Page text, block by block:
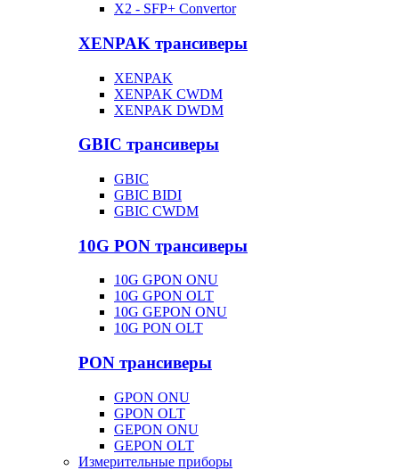
X2 - SFP+ Convertor
XENPAK трансиверы
XENPAK
XENPAK CWDM
XENPAK DWDM
GBIC трансиверы
GBIC
GBIC BIDI
GBIC CWDM
10G PON трансиверы
10G GPON ONU
10G GPON OLT
10G GEPON ONU
10G PON OLT
PON трансиверы
GPON ONU
GPON OLT
GEPON ONU
GEPON OLT
Измерительные приборы